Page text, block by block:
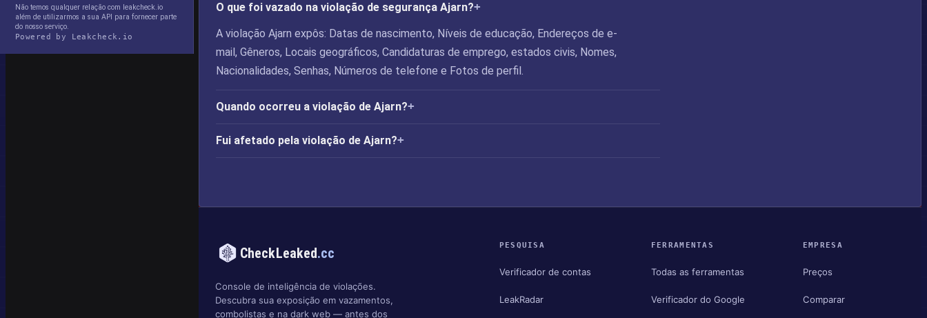
Não temos qualquer relação com leakcheck.io
além de utilizarmos a sua API para fornecer parte
do nosso serviço.
Powered by Leakcheck.io
O que foi vazado na violação de segurança Ajarn?
A violação Ajarn expôs: Datas de nascimento, Níveis de educação, Endereços de e-
mail, Gêneros, Locais geográficos, Candidaturas de emprego, estados civis, Nomes,
Nacionalidades, Senhas, Números de telefone e Fotos de perfil.
Quando ocorreu a violação de Ajarn?
Fui afetado pela violação de Ajarn?
CheckLeaked.cc
Console de inteligência de violações.
Descubra sua exposição em vazamentos,
combolistas e na dark web — antes dos
PESQUISA
Verificador de contas
LeakRadar
FERRAMENTAS
Todas as ferramentas
Verificador do Google
EMPRESA
Preços
Comparar